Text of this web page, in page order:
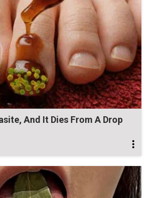
And It Dies From A Drop